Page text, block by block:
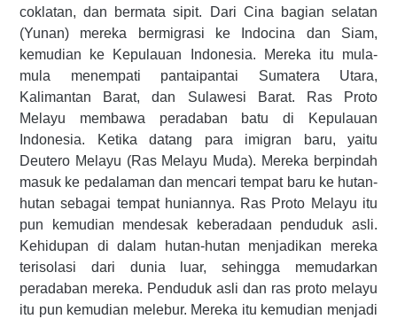
coklatan, dan bermata sipit. Dari Cina bagian selatan
(Yunan) mereka bermigrasi ke Indocina dan Siam,
kemudian ke Kepulauan Indonesia. Mereka itu mula-
mula menempati pantaipantai Sumatera Utara,
Kalimantan Barat, dan Sulawesi Barat. Ras Proto
Melayu membawa peradaban batu di Kepulauan
Indonesia. Ketika datang para imigran baru, yaitu
Deutero Melayu (Ras Melayu Muda). Mereka berpindah
masuk ke pedalaman dan mencari tempat baru ke hutan-
hutan sebagai tempat huniannya. Ras Proto Melayu itu
pun kemudian mendesak keberadaan penduduk asli.
Kehidupan di dalam hutan-hutan menjadikan mereka
terisolasi dari dunia luar, sehingga memudarkan
peradaban mereka. Penduduk asli dan ras proto melayu
itu pun kemudian melebur. Mereka itu kemudian menjadi